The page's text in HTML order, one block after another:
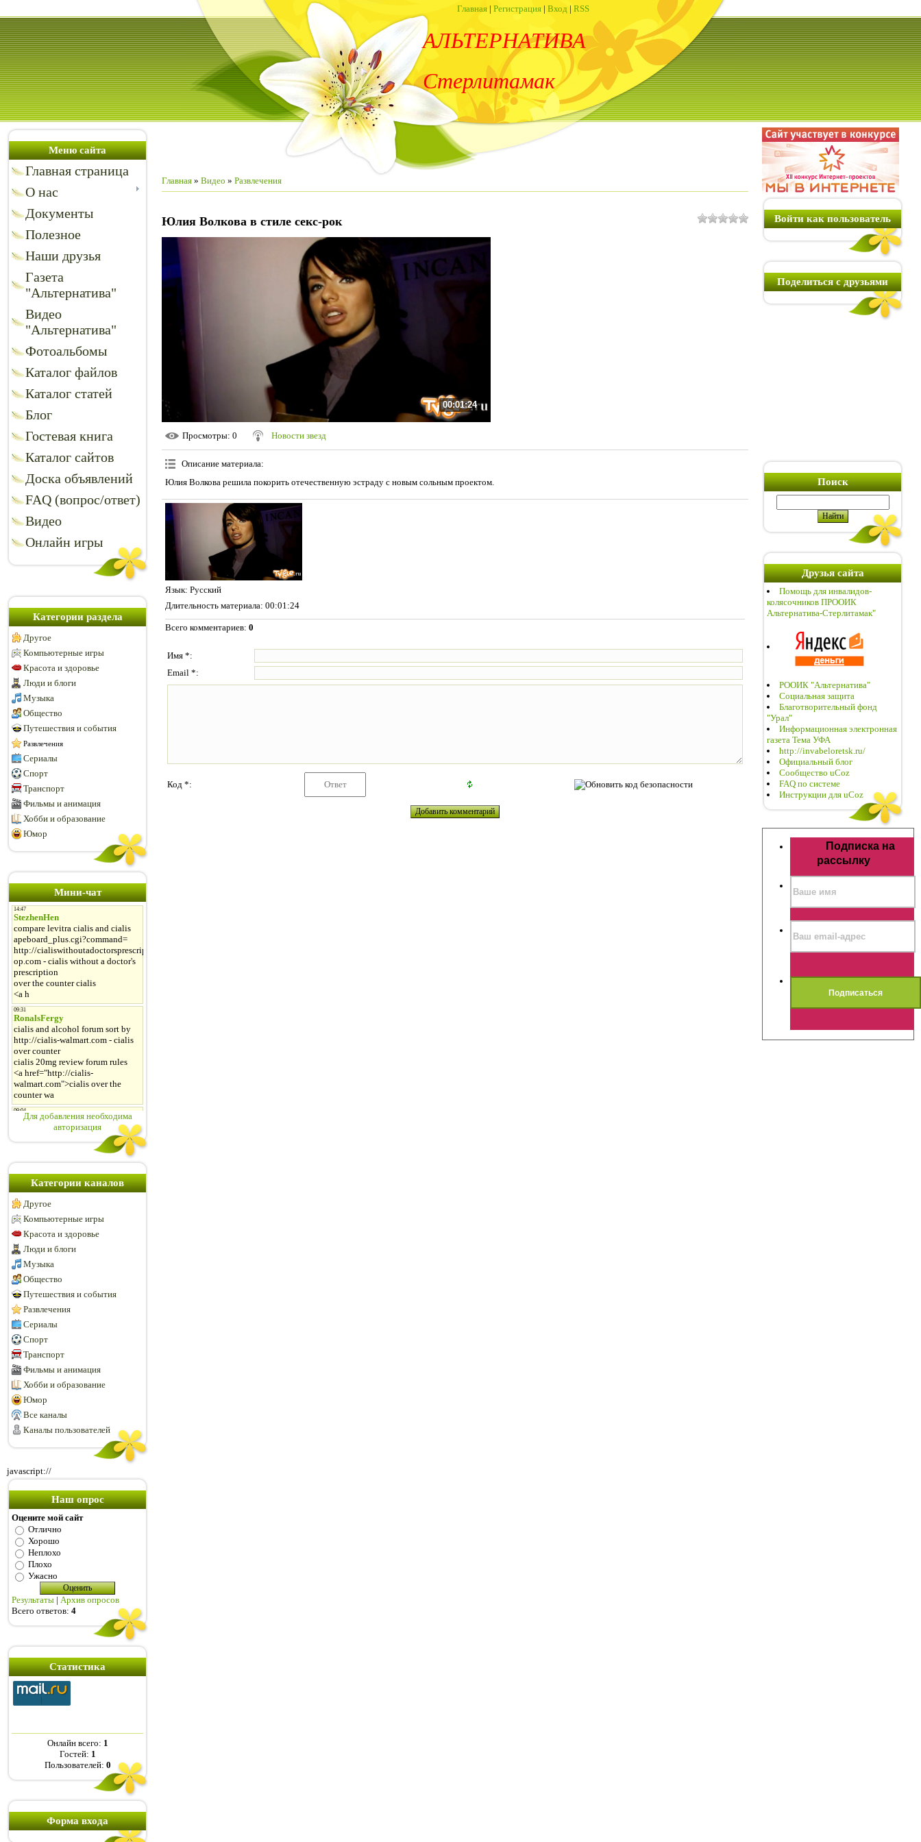
Главная | Регистрация | Вход | RSS
АЛЬТЕРНАТИВА
Стерлитамак
Меню сайта
Главная страница
О нас
Документы
Полезное
Наши друзья
Газета
"Альтернатива"
Видео
"Альтернатива"
Фотоальбомы
Каталог файлов
Каталог статей
Блог
Гостевая книга
Каталог сайтов
Доска объявлений
FAQ (вопрос/ответ)
Видео
Онлайн игры
Категории раздела
Другое
Компьютерные игры
Красота и здоровье
Люди и блоги
Музыка
Общество
Путешествия и события
Развлечения
Сериалы
Спорт
Транспорт
Фильмы и анимация
Хобби и образование
Юмор
Мини-чат
Для добавления необходима
авторизация
Категории каналов
Другое
Компьютерные игры
Красота и здоровье
Люди и блоги
Музыка
Общество
Путешествия и события
Развлечения
Сериалы
Спорт
Транспорт
Фильмы и анимация
Хобби и образование
Юмор
Все каналы
Каналы пользователей
javascript://
Наш опрос
Оцените мой сайт
Отлично
Хорошо
Неплохо
Плохо
Ужасно
Результаты | Архив опросов
Всего ответов: 4
Статистика
Онлайн всего: 1
Гостей: 1
Пользователей: 0
Форма входа
Главная » Видео » Развлечения
Юлия Волкова в стиле секс-рок
00:01:24
Просмотры: 0 Новости звезд
Описание материала:
Юлия Волкова решила покорить отечественную эстраду с новым сольным проектом.
Язык: Русский
Длительность материала: 00:01:24
Всего комментариев: 0
Имя *:
Email *:
Код *:
Войти как пользователь
Поделиться с друзьями
Поиск
Друзья сайта
Помощь для инвалидов-
колясочников ПРООИК
Альтернатива-Стерлитамак"
РООИК "Альтернатива"
Социальная защита
Благотворительный фонд
"Урал"
Информационная электронная
газета Тема УФА
http://invabeloretsk.ru/
Официальный блог
Сообщество uCoz
FAQ по системе
Инструкции для uCoz
Подписка на
рассылку